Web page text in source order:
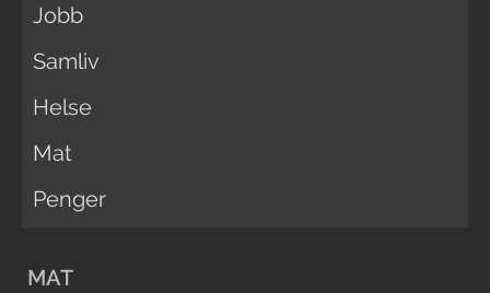
Jobb
Samliv
Helse
Mat
Penger
MAT